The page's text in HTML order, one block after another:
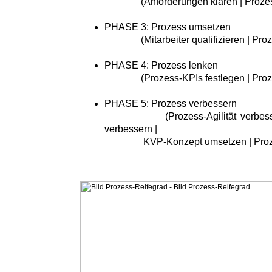
PHASE 3: Prozess umsetzen
(Mitarbeiter qualifizieren |
PHASE 4: Prozess lenken
(Prozess-KPIs festlegen |
PHASE 5: Prozess verbessern
(Prozess-Agilität verbessern
verbessern |
KVP-Konzept umsetzen |